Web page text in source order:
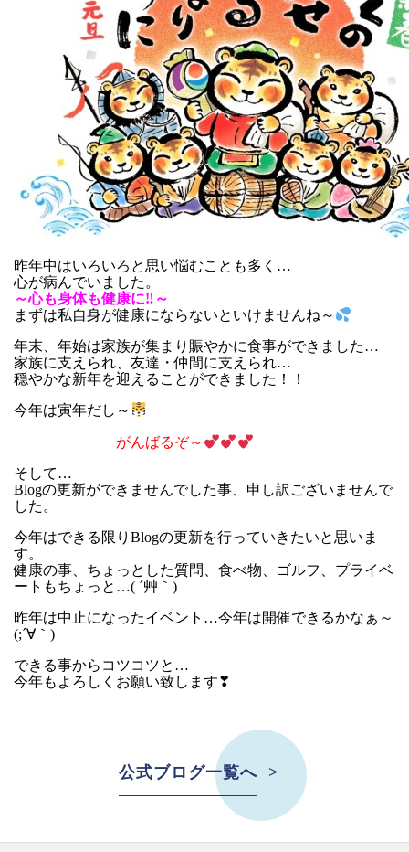
昨年中はいろいろと思い悩むことも多く…
心が病んでいました。
～心も身体も健康に‼～
まずは私自身が健康にならないといけませんね～
年末、年始は家族が集まり賑やかに食事ができました…
家族に支えられ、友達・仲間に支えられ…
穏やかな新年を迎えることができました！！
今年は寅年だし～
がんばるぞ～
そして…
Blogの更新ができませんでした事、申し訳ございませんで
した。
今年はできる限りBlogの更新を行っていきたいと思いま
す。
健康の事、ちょっとした質問、食べ物、ゴルフ、プライベ
ートもちょっと…( ´艸｀)
昨年は中止になったイベント…今年は開催できるかなぁ～
(;´∀｀)
できる事からコツコツと…
今年もよろしくお願い致します❣
公式ブログ一覧へ